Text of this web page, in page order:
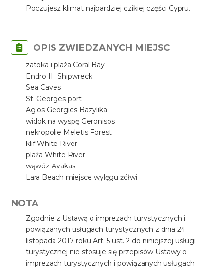
Poczujesz klimat najbardziej dzikiej części Cypru.
OPIS ZWIEDZANYCH MIEJSC
zatoka i plaża Coral Bay
Endro III Shipwreck
Sea Caves
St. Georges port
Agios Georgios Bazylika
widok na wyspę Geronisos
nekropolie Meletis Forest
klif White River
plaża White River
wąwóz Avakas
Lara Beach miejsce wylęgu żółwi
NOTA
Zgodnie z Ustawą o imprezach turystycznych i
powiązanych usługach turystycznych z dnia 24
listopada 2017 roku Art. 5 ust. 2 do niniejszej usługi
turystycznej nie stosuje się przepisów Ustawy o
imprezach turystycznych i powiązanych usługach